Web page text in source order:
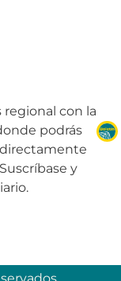
regional con la
podrás
y